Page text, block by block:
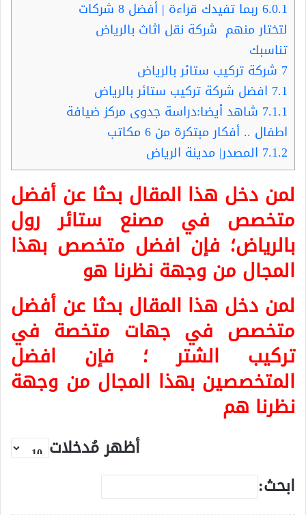
6.0.1
ربما تفيدك قراءة | أفضل 8 شركات
لتختار منهم شركة نقل اثاث بالرياض
تناسبك
7 شركة تركيب ستائر بالرياض
7.1 افضل شركة تركيب ستائر بالرياض
7.1.1 شاهد أيضا:دراسة جدوى مركز ضيافة
اطفال .. أفكار مبتكرة من 6 مكاتب
7.1.2 المصدر| مدينة الرياض
لمن دخل هذا المقال بحثا عن أفضل
متخصص في مصنع ستائر رول
بالرياض؛ فإن افضل متخصص بهذا
المجال من وجهة نظرنا هو
لمن دخل هذا المقال بحثا عن أفضل
متخصص في جهات متخصة في
تركيب الشتر ؛ فإن افضل
المتخصصين بهذا المجال من وجهة
نظرنا هم
أظهر مُدخلات
ابحث: